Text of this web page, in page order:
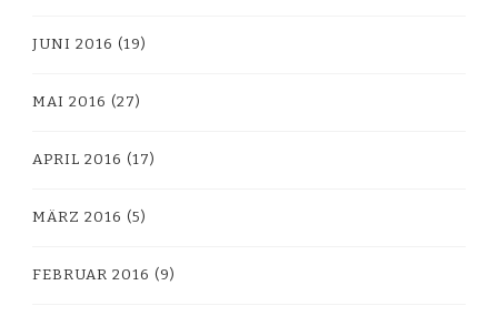
JUNI 2016 (19)
MAI 2016 (27)
APRIL 2016 (17)
MÄRZ 2016 (5)
FEBRUAR 2016 (9)